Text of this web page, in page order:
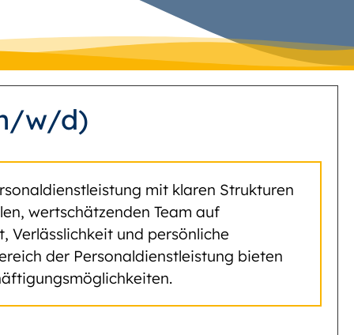
w/d)
mit klaren Strukturen
wertschätzenden Team auf
Verlässlichkeit und persönliche
der Personaldienstleistung bieten